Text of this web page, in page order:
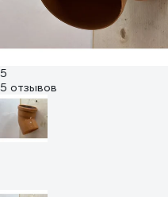
5
5 отзывов